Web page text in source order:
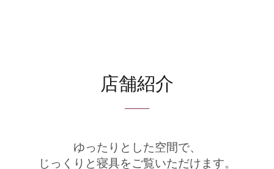
店舗紹介
ゆったりとした空間で、
じっくりと寝具をご覧いただけます。